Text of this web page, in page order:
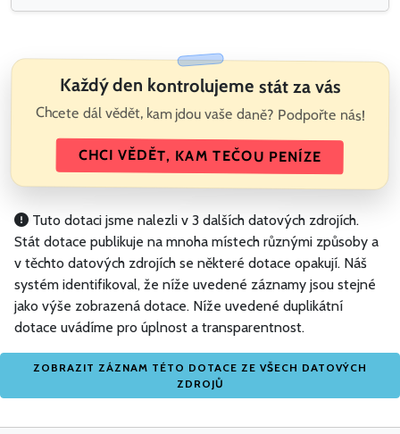
Každý den kontrolujeme stát za vás
Chcete dál vědět, kam jdou vaše daně? Podpořte nás!
CHCI VĚDĚT, KAM TEČOU PENÍZE
Tuto dotaci jsme nalezli v 3 dalších datových zdrojích.
Stát dotace publikuje na mnoha místech různými způsoby a
v těchto datových zdrojích se některé dotace opakují. Náš
systém identifikoval, že níže uvedené záznamy jsou stejné
jako výše zobrazená dotace. Níže uvedené duplikátní
dotace uvádíme pro úplnost a transparentnost.
ZOBRAZIT ZÁZNAM TÉTO DOTACE ZE VŠECH DATOVÝCH
ZDROJŮ